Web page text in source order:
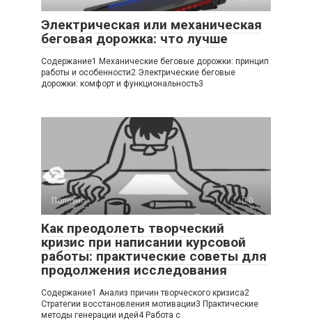
Электрическая или механическая
беговая дорожка: что лучше
Содержание1 Механические беговые дорожки: принцип
работы и особенности2 Электрические беговые
дорожки: комфорт и функциональность3
Полезно 0
Как преодолеть творческий
кризис при написании курсовой
работы: практические советы для
продолжения исследования
Содержание1 Анализ причин творческого кризиса2
Стратегии восстановления мотивации3 Практические
методы генерации идей4 Работа с